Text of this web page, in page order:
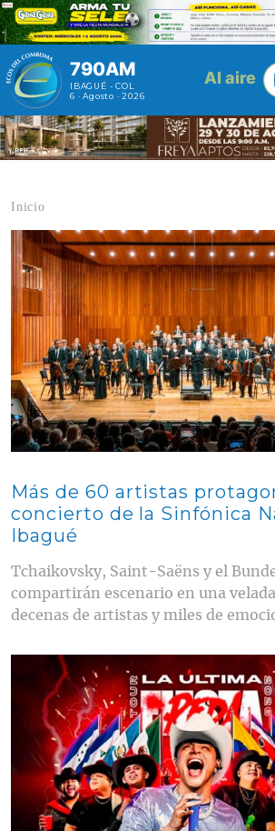
Pasar al contenido principal
790AM
IBAGUÉ - COL
6 · Agosto · 2026
Al aire
Inicio
Contenido multimedia principal
Más de 60 artistas
concierto de la Sinfónica
Ibagué
Tchaikovsky, Saint-Saëns y el
compartirán escenario en una
decenas de artistas y miles de
Contenido multimedia principal